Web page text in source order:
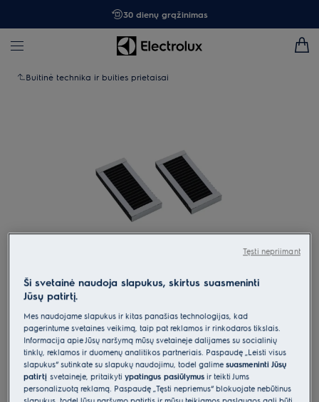
30 dienų grąžinimas
Buitinė technika ir buities prietaisai
Spustelėkite, kad padidintumėte mastelį
M9RWCAF2
„CleanAir+“ šaldytuvo filtrų
komplektas - 2 vnt.
0 (0)
Ši svetainė naudoja slapukus, skirtus suasmeninti
Jūsų patirtį.
Mes naudojame slapukus ir kitas panašias technologijas, kad
pagerintume svetainės veikimą, taip pat reklamos ir rinkodaros tikslais.
Informacija apie Jūsų naršymą mūsų svetainėje dalijamės su socialinių
tinklų, reklamos ir duomenų analitikos partneriais. Paspaudę „Leisti visus
slapukus“ sutinkate su slapukų naudojimu, todėl galimesuasmeninti Jūsų
patirtįsvetainėje, pritaikytiypatingus pasiūlymus ir teikti Jums
personalizuotą reklamą. Paspaudę „Tęsti nepriėmus“ blokuojate nebūtinus
Tęsti nepriimant